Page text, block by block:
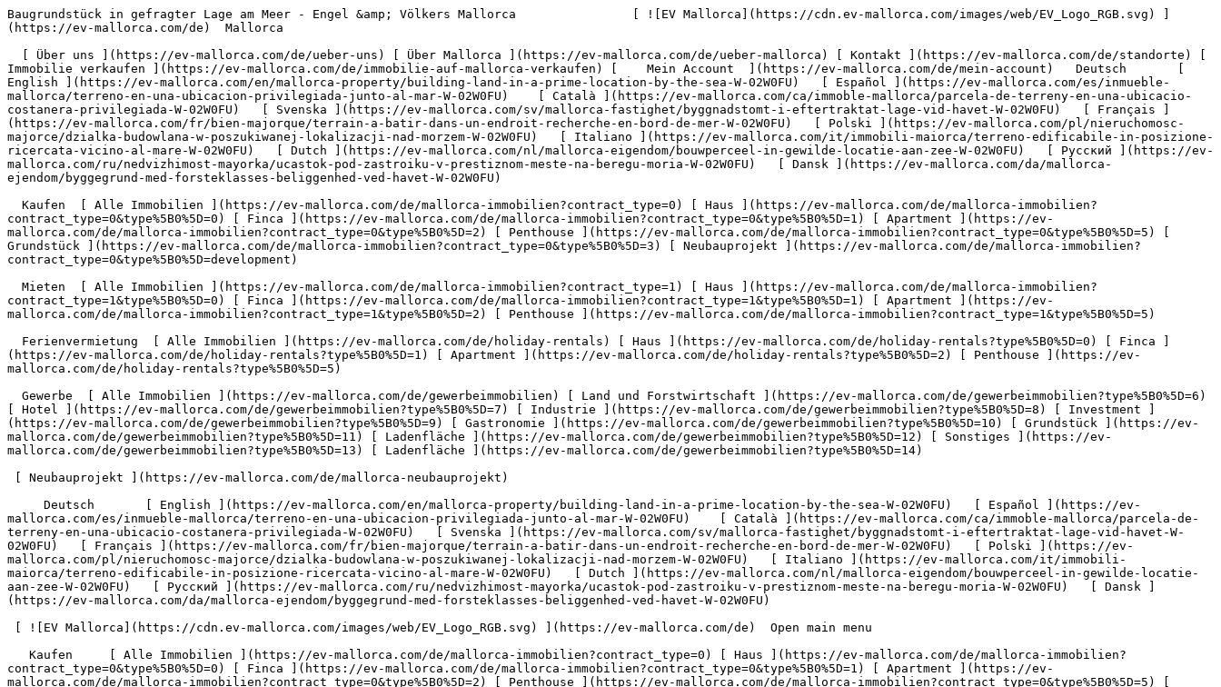
Baugrundstück in gefragter Lage am Meer - Engel &amp; Völkers Mallorca                [ ![EV Mallorca](https://cdn.ev-mallorca.com/images/web/EV_Logo_RGB.svg) ](https://ev-mallorca.com/de)  Mallorca  

  [ Über uns ](https://ev-mallorca.com/de/ueber-uns) [ Über Mallorca ](https://ev-mallorca.com/de/ueber-mallorca) [ Kontakt ](https://ev-mallorca.com/de/standorte) [ Immobilie verkaufen ](https://ev-mallorca.com/de/immobilie-auf-mallorca-verkaufen) [    Mein Account  ](https://ev-mallorca.com/de/mein-account)   Deutsch       [ English ](https://ev-mallorca.com/en/mallorca-property/building-land-in-a-prime-location-by-the-sea-W-02W0FU)   [ Español ](https://ev-mallorca.com/es/inmueble-mallorca/terreno-en-una-ubicacion-privilegiada-junto-al-mar-W-02W0FU)    [ Català ](https://ev-mallorca.com/ca/immoble-mallorca/parcela-de-terreny-en-una-ubicacio-costanera-privilegiada-W-02W0FU)   [ Svenska ](https://ev-mallorca.com/sv/mallorca-fastighet/byggnadstomt-i-eftertraktat-lage-vid-havet-W-02W0FU)   [ Français ](https://ev-mallorca.com/fr/bien-majorque/terrain-a-batir-dans-un-endroit-recherche-en-bord-de-mer-W-02W0FU)   [ Polski ](https://ev-mallorca.com/pl/nieruchomosc-majorce/dzialka-budowlana-w-poszukiwanej-lokalizacji-nad-morzem-W-02W0FU)   [ Italiano ](https://ev-mallorca.com/it/immobili-maiorca/terreno-edificabile-in-posizione-ricercata-vicino-al-mare-W-02W0FU)   [ Dutch ](https://ev-mallorca.com/nl/mallorca-eigendom/bouwperceel-in-gewilde-locatie-aan-zee-W-02W0FU)   [ Русский ](https://ev-mallorca.com/ru/nedvizhimost-mayorka/ucastok-pod-zastroiku-v-prestiznom-meste-na-beregu-moria-W-02W0FU)   [ Dansk ](https://ev-mallorca.com/da/mallorca-ejendom/byggegrund-med-forsteklasses-beliggenhed-ved-havet-W-02W0FU)   

  Kaufen  [ Alle Immobilien ](https://ev-mallorca.com/de/mallorca-immobilien?contract_type=0) [ Haus ](https://ev-mallorca.com/de/mallorca-immobilien?contract_type=0&type%5B0%5D=0) [ Finca ](https://ev-mallorca.com/de/mallorca-immobilien?contract_type=0&type%5B0%5D=1) [ Apartment ](https://ev-mallorca.com/de/mallorca-immobilien?contract_type=0&type%5B0%5D=2) [ Penthouse ](https://ev-mallorca.com/de/mallorca-immobilien?contract_type=0&type%5B0%5D=5) [ Grundstück ](https://ev-mallorca.com/de/mallorca-immobilien?contract_type=0&type%5B0%5D=3) [ Neubauprojekt ](https://ev-mallorca.com/de/mallorca-immobilien?contract_type=0&type%5B0%5D=development) 

  Mieten  [ Alle Immobilien ](https://ev-mallorca.com/de/mallorca-immobilien?contract_type=1) [ Haus ](https://ev-mallorca.com/de/mallorca-immobilien?contract_type=1&type%5B0%5D=0) [ Finca ](https://ev-mallorca.com/de/mallorca-immobilien?contract_type=1&type%5B0%5D=1) [ Apartment ](https://ev-mallorca.com/de/mallorca-immobilien?contract_type=1&type%5B0%5D=2) [ Penthouse ](https://ev-mallorca.com/de/mallorca-immobilien?contract_type=1&type%5B0%5D=5) 

  Ferienvermietung  [ Alle Immobilien ](https://ev-mallorca.com/de/holiday-rentals) [ Haus ](https://ev-mallorca.com/de/holiday-rentals?type%5B0%5D=0) [ Finca ](https://ev-mallorca.com/de/holiday-rentals?type%5B0%5D=1) [ Apartment ](https://ev-mallorca.com/de/holiday-rentals?type%5B0%5D=2) [ Penthouse ](https://ev-mallorca.com/de/holiday-rentals?type%5B0%5D=5) 

  Gewerbe  [ Alle Immobilien ](https://ev-mallorca.com/de/gewerbeimmobilien) [ Land und Forstwirtschaft ](https://ev-mallorca.com/de/gewerbeimmobilien?type%5B0%5D=6) [ Hotel ](https://ev-mallorca.com/de/gewerbeimmobilien?type%5B0%5D=7) [ Industrie ](https://ev-mallorca.com/de/gewerbeimmobilien?type%5B0%5D=8) [ Investment ](https://ev-mallorca.com/de/gewerbeimmobilien?type%5B0%5D=9) [ Gastronomie ](https://ev-mallorca.com/de/gewerbeimmobilien?type%5B0%5D=10) [ Grundstück ](https://ev-mallorca.com/de/gewerbeimmobilien?type%5B0%5D=11) [ Ladenfläche ](https://ev-mallorca.com/de/gewerbeimmobilien?type%5B0%5D=12) [ Sonstiges ](https://ev-mallorca.com/de/gewerbeimmobilien?type%5B0%5D=13) [ Ladenfläche ](https://ev-mallorca.com/de/gewerbeimmobilien?type%5B0%5D=14) 

 [ Neubauprojekt ](https://ev-mallorca.com/de/mallorca-neubauprojekt) 

     Deutsch       [ English ](https://ev-mallorca.com/en/mallorca-property/building-land-in-a-prime-location-by-the-sea-W-02W0FU)   [ Español ](https://ev-mallorca.com/es/inmueble-mallorca/terreno-en-una-ubicacion-privilegiada-junto-al-mar-W-02W0FU)    [ Català ](https://ev-mallorca.com/ca/immoble-mallorca/parcela-de-terreny-en-una-ubicacio-costanera-privilegiada-W-02W0FU)   [ Svenska ](https://ev-mallorca.com/sv/mallorca-fastighet/byggnadstomt-i-eftertraktat-lage-vid-havet-W-02W0FU)   [ Français ](https://ev-mallorca.com/fr/bien-majorque/terrain-a-batir-dans-un-endroit-recherche-en-bord-de-mer-W-02W0FU)   [ Polski ](https://ev-mallorca.com/pl/nieruchomosc-majorce/dzialka-budowlana-w-poszukiwanej-lokalizacji-nad-morzem-W-02W0FU)   [ Italiano ](https://ev-mallorca.com/it/immobili-maiorca/terreno-edificabile-in-posizione-ricercata-vicino-al-mare-W-02W0FU)   [ Dutch ](https://ev-mallorca.com/nl/mallorca-eigendom/bouwperceel-in-gewilde-locatie-aan-zee-W-02W0FU)   [ Русский ](https://ev-mallorca.com/ru/nedvizhimost-mayorka/ucastok-pod-zastroiku-v-prestiznom-meste-na-beregu-moria-W-02W0FU)   [ Dansk ](https://ev-mallorca.com/da/mallorca-ejendom/byggegrund-med-forsteklasses-beliggenhed-ved-havet-W-02W0FU)   

 [ ![EV Mallorca](https://cdn.ev-mallorca.com/images/web/EV_Logo_RGB.svg) ](https://ev-mallorca.com/de)  Open main menu    

   Kaufen     [ Alle Immobilien ](https://ev-mallorca.com/de/mallorca-immobilien?contract_type=0) [ Haus ](https://ev-mallorca.com/de/mallorca-immobilien?contract_type=0&type%5B0%5D=0) [ Finca ](https://ev-mallorca.com/de/mallorca-immobilien?contract_type=0&type%5B0%5D=1) [ Apartment ](https://ev-mallorca.com/de/mallorca-immobilien?contract_type=0&type%5B0%5D=2) [ Penthouse ](https://ev-mallorca.com/de/mallorca-immobilien?contract_type=0&type%5B0%5D=5) [ Grundstück ](https://ev-mallorca.com/de/mallorca-immobilien?contract_type=0&type%5B0%5D=3) [ Neubauprojekt ](https://ev-mallorca.com/de/mallorca-immobilien?contract_type=0&type%5B0%5D=development) 

   Mieten     [ Alle Immobilien ](https://ev-mallorca.com/de/mallorca-immobilien?contract_type=1) [ Haus ](https://ev-mallorca.com/de/mallorca-immobilien?contract_type=1&type%5B0%5D=0) [ Finca ](https://ev-mallorca.com/de/mallorca-immobilien?contract_type=1&type%5B0%5D=1) [ Apartment ](https://ev-mallorca.com/de/mallorca-immobilien?contract_type=1&type%5B0%5D=2) [ Penthouse ](https://ev-mallorca.com/de/mallorca-immobilien?contract_type=1&type%5B0%5D=5) 

   Ferienvermietung     [ Alle Immobilien ](https://ev-mallorca.com/de/holiday-rentals) [ Haus ](https://ev-mallorca.com/de/holiday-rentals?type%5B0%5D=0) [ Finca ](https://ev-mallorca.com/de/holiday-rentals?type%5B0%5D=1) [ Apartment ](https://ev-mallorca.com/de/holiday-rentals?type%5B0%5D=2) [ Penthouse ](https://ev-mallorca.com/de/holiday-rentals?type%5B0%5D=5) 

   Gewerbe     [ Alle Immobilien ](https://ev-mallorca.com/de/gewerbeimmobilien) [ Land und Forstwirtschaft ](https://ev-mallorca.com/de/gewerbeimmobilien?type%5B0%5D=6) [ Hotel ](https://ev-mallorca.com/de/gewerbeimmobilien?type%5B0%5D=7) [ Industrie ](https://ev-mallorca.com/de/gewerbeimmobilien?type%5B0%5D=8) [ Investment ](https://ev-mallorca.com/de/gewerbeimmobilien?type%5B0%5D=9) [ Gastronomie ](https://ev-mallorca.com/de/gewerbeimmobilien?type%5B0%5D=10) [ Grundstück ](https://ev-mallorca.com/de/gewerbeimmobilien?type%5B0%5D=11) [ Ladenfläche ](https://ev-mallorca.com/de/gewerbeimmobilien?type%5B0%5D=12) [ Sonstiges ](https://ev-mallorca.com/de/gewerbeimmobilien?type%5B0%5D=13) [ Ladenfläche ](https://ev-mallorca.com/de/gewerbeimmobilien?type%5B0%5D=14) 

 [ Neubauprojekt ](https://ev-mallorca.com/de/mallorca-neubauprojekt) 

 [ Über uns ](https://ev-mallorca.com/de/ueber-uns) 

 [ Über Mallorca ](https://ev-mallorca.com/de/ueber-mallorca) 

 [ Immobilie verkaufen ](https://ev-mallorca.com/de/immobilie-auf-mallorca-verkaufen) 

 [ Kontakt ](https://ev-mallorca.com/de/standorte) 

   [ Mein Account ](https://ev-mallorca.com/de/mein-account) 

 [   Call Us on +34 971 01 63 55   ](tel:+34971016355) 

             ![Baugrundstück in gefragter Lage am Meer-1](https://cdn.ev-mallorca.com/images/properties/34922dc8-f17e-4a3b-84b4-b510e290b705/e9f367b5-9486-4b05-87c7-128eb8b0f520.jpg?crop=true&crop_gravity=northwest&format=webp&quality=80)  

         ![Baugrundstück in gefragter Lage am Meer-2](https://cdn.ev-mallorca.com/images/properties/34922dc8-f17e-4a3b-84b4-b510e290b705/9d2fffc6-3a8a-42d2-a121-d91e08756149.jpg?crop=true&crop_gravity=northwest&format=webp&quality=80)  

         ![Baugrundstück in gefragter Lage am Meer-3](https://cdn.ev-mallorca.com/images/properties/34922dc8-f17e-4a3b-84b4-b510e290b705/548349d0-a11e-4bff-a249-1b88d2f98728.jpg?crop=true&crop_gravity=northwest&format=webp&quality=80)  

         ![Baugrundstück in gefragter Lage am Meer-4](https://cdn.ev-mallorca.com/images/properties/34922dc8-f17e-4a3b-84b4-b510e290b705/34df3233-6975-4fd2-98cb-e74676d4003e.jpg?crop=true&crop_gravity=northwest&format=webp&quality=80)  

   ![Scroll prev](https://cdn.ev-mallorca.com/images/web/image-gallery-prev.png?width=40&height=112&crop=true&crop_gravity=center&format=webp&quality=80)    ![Scroll next](https://cdn.ev-mallorca.com/images/web/image-gallery-next.png?width=40&height=112&crop=true&crop_gravity=center&format=webp&quality=80)  

  Baugrundstück in gefragter Lage am Meer 
=========================================

 Grundstück, Kaufen | Spanien, Mallorca, Süd, Bahía Grande / Bahía Azul

 ![Property Price](https://cdn.ev-mallorca.com/images/web/priceIcon.svg) 430.000 EUR

 Preis

      ![Property Total surface](https://cdn.ev-mallorca.com/images/web/propertyAreaIcon.svg) 810 ㎡

 Grundstück

 E&amp;V ID W-02W0FU

  Weitere Informationen anfordern 
---------------------------------

     Details anfordern  

  Ausstattung und Besonderheiten dieses Grundstücks 
---------------------------------------------------

  Typ: Grundstück   • Region: Süd